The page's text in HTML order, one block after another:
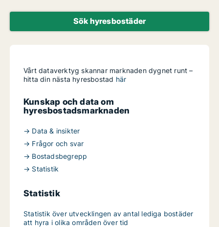
Sök hyresbostäder
Vårt dataverktyg skannar marknaden dygnet runt –
hitta din nästa hyresbostad här
Kunskap och data om
hyresbostadsmarknaden
→ Data & insikter
→ Frågor och svar
→ Bostadsbegrepp
→ Statistik
Statistik
Statistik över utvecklingen av antal lediga bostäder
att hyra i olika områden över tid